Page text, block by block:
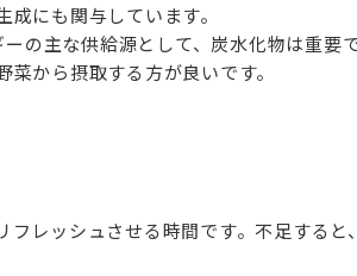
成にも関与しています。
ーの主な供給源として、炭水化物は重要
菜から摂取する方が良いです。
フレッシュさせる時間です。不足する